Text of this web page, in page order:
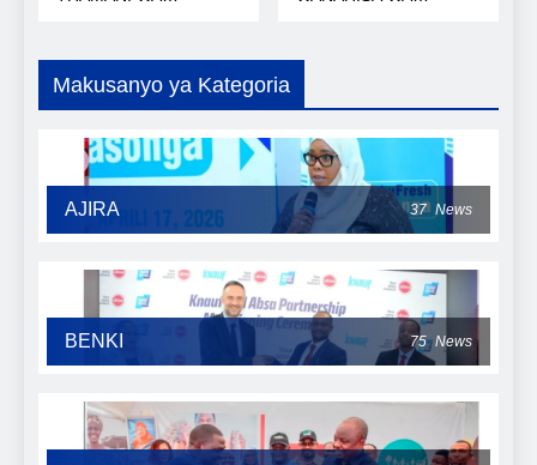
Makusanyo ya Kategoria
AJIRA 37 News
BENKI 75 News